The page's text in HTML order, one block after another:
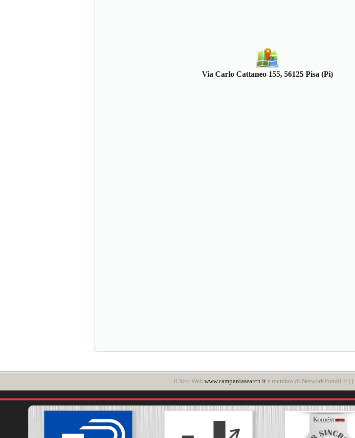
Via Carlo Cattaneo 155, 56125 Pisa (Pi)
il Sito Web www.campaniasearch.itè membro di NetworkPortali.it | [